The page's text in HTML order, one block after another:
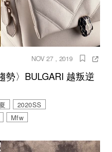
NOV 27 , 2019
勢〉BULGARI 越叛逆
2020SS
Mfw